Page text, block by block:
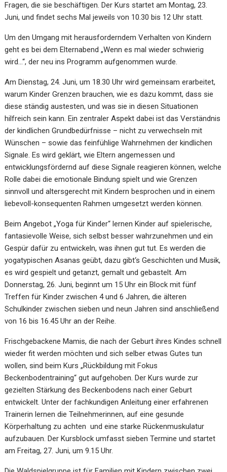
Fragen, die sie beschäftigen. Der Kurs startet am Montag, 23.
Juni, und findet sechs Mal jeweils von 10.30 bis 12 Uhr statt.
Um den Umgang mit herausforderndem Verhalten von Kindern
geht es bei dem Elternabend „Wenn es mal wieder schwierig
wird…“, der neu ins Programm aufgenommen wurde.
Am Dienstag, 24. Juni, um 18.30 Uhr wird gemeinsam erarbeitet,
warum Kinder Grenzen brauchen, wie es dazu kommt, dass sie
diese ständig austesten, und was sie in diesen Situationen
hilfreich sein kann. Ein zentraler Aspekt dabei ist das Verständnis
der kindlichen Grundbedürfnisse – nicht zu verwechseln mit
Wünschen – sowie das feinfühlige Wahrnehmen der kindlichen
Signale. Es wird geklärt, wie Eltern angemessen und
entwicklungsfördernd auf diese Signale reagieren können, welche
Rolle dabei die emotionale Bindung spielt und wie Grenzen
sinnvoll und altersgerecht mit Kindern besprochen und in einem
liebevoll-konsequenten Rahmen umgesetzt werden können.
Beim Angebot „Yoga für Kinder“ lernen Kinder auf spielerische,
fantasievolle Weise, sich selbst besser wahrzunehmen und ein
Gespür dafür zu entwickeln, was ihnen gut tut. Es werden die
yogatypischen Asanas geübt, dazu gibt‘s Geschichten und Musik,
es wird gespielt und getanzt, gemalt und gebastelt. Am
Donnerstag, 26. Juni, beginnt um 15 Uhr ein Block mit fünf
Treffen für Kinder zwischen 4 und 6 Jahren, die älteren
Schulkinder zwischen sieben und neun Jahren sind anschließend
von 16 bis 16.45 Uhr an der Reihe.
Frischgebackene Mamis, die nach der Geburt ihres Kindes schnell
wieder fit werden möchten und sich selber etwas Gutes tun
wollen, sind beim Kurs „Rückbildung mit Fokus
Beckenbodentraining“ gut aufgehoben. Der Kurs wurde zur
gezielten Stärkung des Beckenbodens nach einer Geburt
entwickelt. Unter der fachkundigen Anleitung einer erfahrenen
Trainerin lernen die Teilnehmerinnen, auf eine gesunde
Körperhaltung zu achten und eine starke Rückenmuskulatur
aufzubauen. Der Kursblock umfasst sieben Termine und startet
am Freitag, 27. Juni, um 9.15 Uhr.